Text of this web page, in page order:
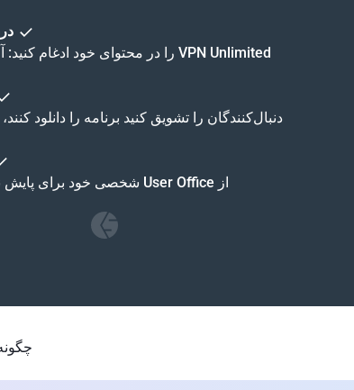
VPN Unlimited را در محتوای خود ادغام کنید: آموزش‌ها، نقد و بررسی‌ها، پست‌های شبکه‌های اجتماعی، خبرنامه‌ها و موارد دیگر.
دنبال‌کنندگان را تشویق کنید برنامه را
از User Office شخصی خود برای پایش نصب‌ها، خریدها، سطح‌ها و موجودی کوین به‌صورت لحظه‌ای استفاده کنید.